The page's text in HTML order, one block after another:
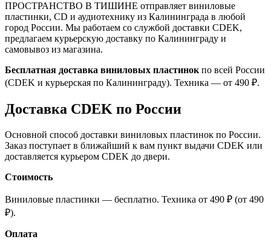
ПРОСТРАНСТВО В ТИШИНЕ отправляет виниловые
пластинки, CD и аудиотехнику из Калининграда в любой
город России. Мы работаем со службой доставки CDEK,
предлагаем курьерскую доставку по Калининграду и
самовывоз из магазина.
Бесплатная доставка виниловых пластинок по всей России
(CDEK и курьерская по Калининграду). Техника — от 490 ₽.
Доставка CDEK по России
Основной способ доставки виниловых пластинок по России.
Заказ поступает в ближайший к вам пункт выдачи CDEK или
доставляется курьером CDEK до двери.
Стоимость
Виниловые пластинки — бесплатно. Техника от 490 ₽ (от 490
₽).
Оплата